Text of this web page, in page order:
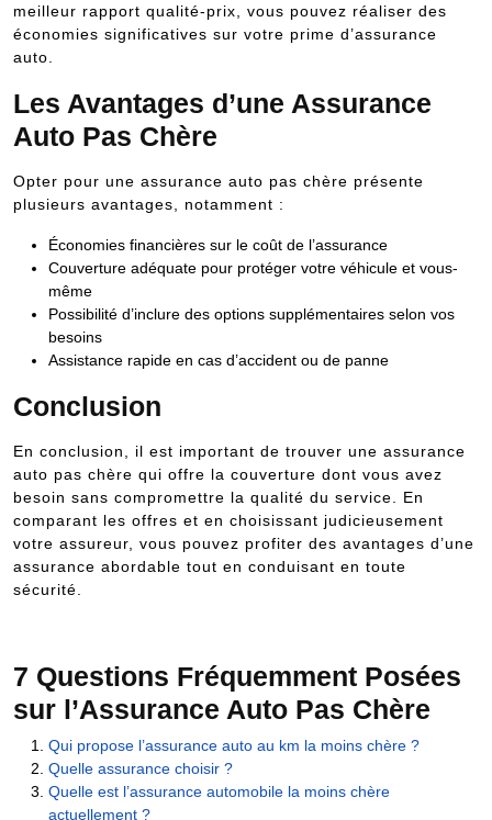
meilleur rapport qualité-prix, vous pouvez réaliser des
économies significatives sur votre prime d’assurance
auto.
Les Avantages d’une Assurance
Auto Pas Chère
Opter pour une assurance auto pas chère présente
plusieurs avantages, notamment :
Économies financières sur le coût de l’assurance
Couverture adéquate pour protéger votre véhicule et vous-
même
Possibilité d’inclure des options supplémentaires selon vos
besoins
Assistance rapide en cas d’accident ou de panne
Conclusion
En conclusion, il est important de trouver une assurance
auto pas chère qui offre la couverture dont vous avez
besoin sans compromettre la qualité du service. En
comparant les offres et en choisissant judicieusement
votre assureur, vous pouvez profiter des avantages d’une
assurance abordable tout en conduisant en toute
sécurité.
7 Questions Fréquemment Posées
sur l’Assurance Auto Pas Chère
Qui propose l’assurance auto au km la moins chère ?
Quelle assurance choisir ?
Quelle est l’assurance automobile la moins chère
actuellement ?